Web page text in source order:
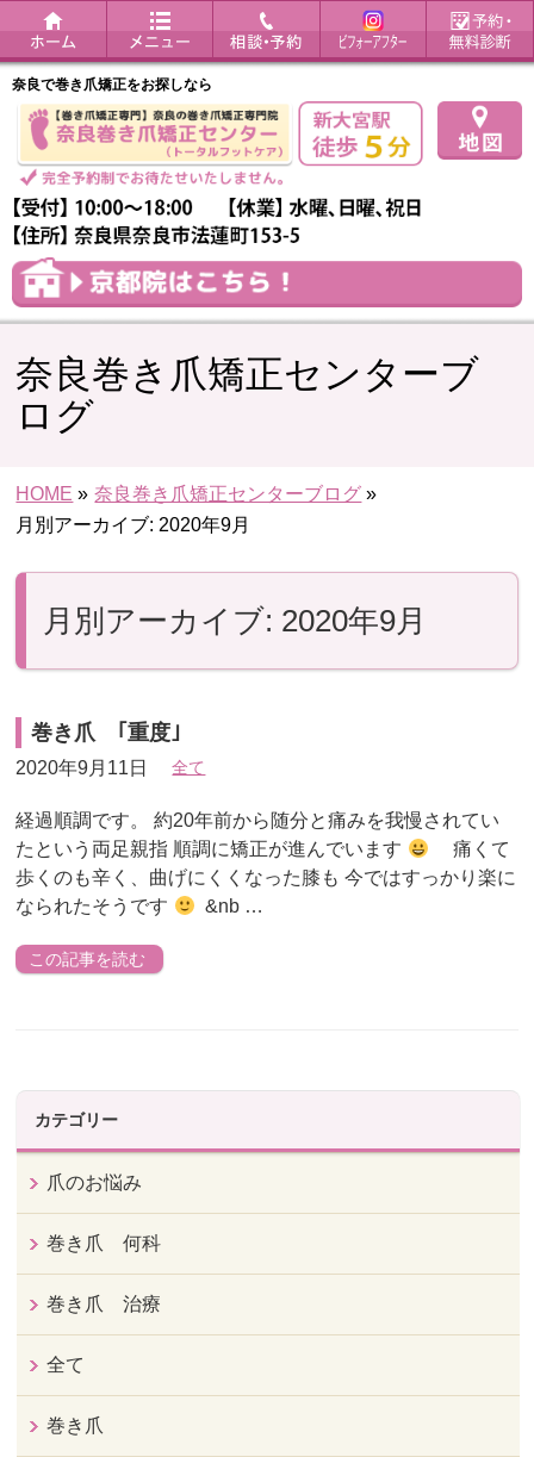
奈良で巻き爪矯正をお探しなら
奈良巻き爪矯正センターブ
ログ
HOME » 奈良巻き爪矯正センターブログ »
月別アーカイブ: 2020年9月
月別アーカイブ: 2020年9月
巻き爪 ｢重度｣
2020年9月11日 全て
経過順調です。 約20年前から随分と痛みを我慢されてい
たという両足親指 順調に矯正が進んでいます
痛くて
歩くのも辛く、曲げにくくなった膝も 今ではすっかり楽に
なられたそうです
&nb …
この記事を読む
カテゴリー
爪のお悩み
巻き爪 何科
巻き爪 治療
全て
巻き爪